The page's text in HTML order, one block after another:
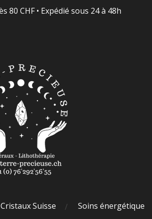
80 CHF • Expédié sous 24 à 48h
Cristaux Suisse Soins énergétique